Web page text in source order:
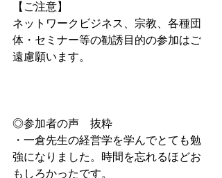
【ご注意】
ネットワークビジネス、宗教、各種団
体・セミナー等の勧誘目的の参加はご
遠慮願います。
◎参加者の声　抜粋
・一倉先生の経営学を学んでとても勉
強になりました。時間を忘れるほどお
もしろかったです。